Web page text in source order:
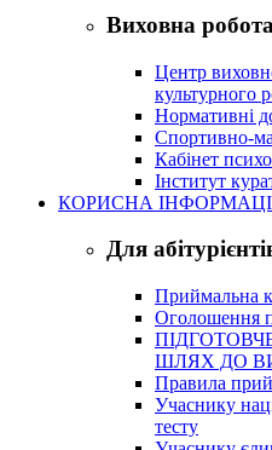
Виховна робота
Центр
культурного
Нормативні
Спортивно-
Кабінет
Інститут
КОРИСНА
Для
Приймальна
Оголошення
ШЛЯХ ДО
Правила
Учаснику
тесту